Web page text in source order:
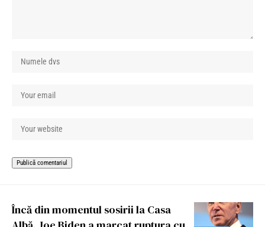
Încă din momentul sosirii la Casa